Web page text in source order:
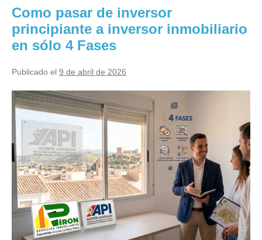
para
comprar
piso
y
eleva
rentas,
ayudas
jovenes
menores
Como pasar de inversor
principiante a inversor inmobiliario
en sólo 4 Fases
Publicado el 9 de abril de 2026
Como
pasar
inversor
principiante
inversor
inmobiliario